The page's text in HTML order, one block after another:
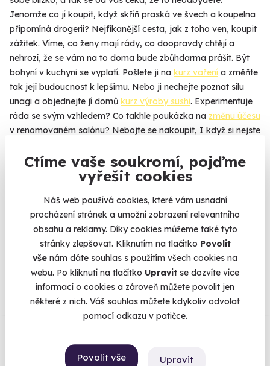
Ctíme vaše soukromí, pojďme
vyřešit cookies
Náš web používá cookies, které vám usnadní
procházení stránek a umožní zobrazení relevantního
obsahu a reklamy. Díky cookies můžeme také tyto
stránky zlepšovat. Kliknutím na tlačítko Povolit
vše nám dáte souhlas s použitím všech cookies na
webu. Po kliknutí na tlačítko Upravit se dozvíte více
informací o cookies a zároveň můžete povolit jen
některé z nich. Váš souhlas můžete kdykoliv odvolat
pomocí odkazu v patičce.
Povolit vše Upravit
Jenomže co jí koupit, když skříň praská ve švech a koupelna
připomíná drogerii? Nejfikanější cesta, jak z toho ven, koupit
zážitek. Víme, co ženy mají rády, co doopravdy chtějí a
nehrozí, že se vám na to doma bude zbůhdarma prášit. Být
bohyní v kuchyni se vyplatí. Pošlete ji na kurz vaření a změňte
tak její budoucnost k lepšímu. Nebo ji nechejte poznat sílu
unagi a objednejte jí domů kurz výroby sushi. Experimentuje
ráda se svým vzhledem? Co takhle poukázka na změnu účesu
v renomovaném salónu? Nebojte se nakoupit, I když si nejste
může vyměnit za jiný, přesně podle svého gusta.Více
Naheureka.czmáme
96% spokojenost zákazníků.
Co si o nás myslí
Zobraz ohlasy
Vše umíme pojistit